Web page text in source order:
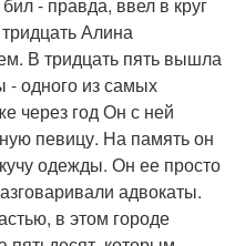
Алина
В тридцать пять вышла
- одного из самых
через год Он с ней
певицу. На память он
одежды. Он ее просто
адвокаты.
в этом городе